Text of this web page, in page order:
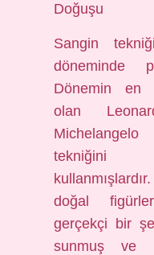
Doğuşu
Sangin
döneminde
Dönemin en
olan
tekniğini
doğal
gerçekçi bir
sunmuş ve